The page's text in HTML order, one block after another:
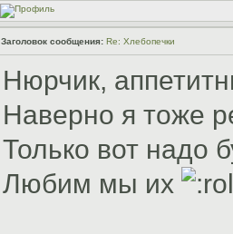
Заголовок сообщения: Re: Хлебопечки
Нюрчик,
Наверно я тоже
Только вот надо
Любим мы их